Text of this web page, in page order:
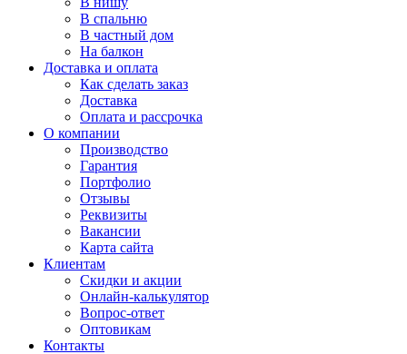
В спальню
В частный дом
На балкон
Доставка и оплата
Как сделать заказ
Доставка
Оплата и рассрочка
О компании
Производство
Гарантия
Портфолио
Отзывы
Реквизиты
Вакансии
Карта сайта
Клиентам
Скидки и акции
Онлайн-калькулятор
Вопрос-ответ
Оптовикам
Контакты